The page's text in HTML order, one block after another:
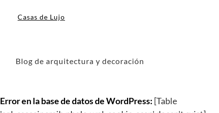
Casas de Lujo
Blog de arquitectura y decoración
Error en la base de datos de WordPress: [Table